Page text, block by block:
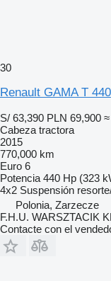
30
Renault GAMA T 440
S/ 63,390 PLN 69,900
Cabeza tractora
2015
770,000 km
Euro 6
Potencia 440 Hp (323
4x2 Suspensión
Polonia, Zarzecze
F.H.U. WARSZTACIK
Contacte con el